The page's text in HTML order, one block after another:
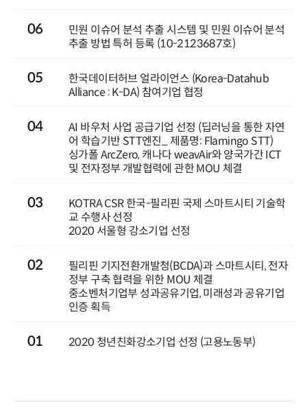
06
민원 이슈어 분석 추출 시스템 및 민원 이슈어 분석
추출 방법 특허 등록 (10-2123687호)
05
한국데이터허브 얼라이언스 (Korea-Datahub
Alliance : K-DA) 참여기업 협정
04
AI 바우처 사업 공급기업 선정 (딥러닝을 통한 자연
어 학습기반 STT엔진_ 제품명: Flamingo STT)
싱가폴 ArcZero, 캐나다 weavAir와 양국가간 ICT
및 전자정부 개발협력에 관한 MOU 체결
03
KOTRA CSR 한국-필리핀 국제 스마트시티 기술학
교 수행사 선정
2020 서울형 강소기업 선정
02
필리핀 기지전환개발청(BCDA)과 스마트시티, 전자
정부 구축 협력을 위한 MOU 체결
중소벤처기업부 성과공유기업, 미래성과 공유기업
인증 획득
01 2020 청년친화강소기업 선정 (고용노동부)